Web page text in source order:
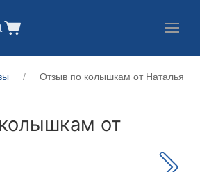
Отзыв по колышкам от Наталья
от